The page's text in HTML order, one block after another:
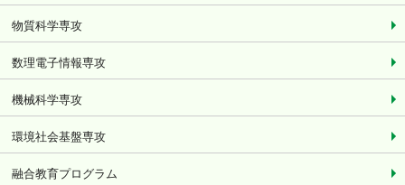
物質科学専攻
数理電子情報専攻
機械科学専攻
環境社会基盤専攻
融合教育プログラム